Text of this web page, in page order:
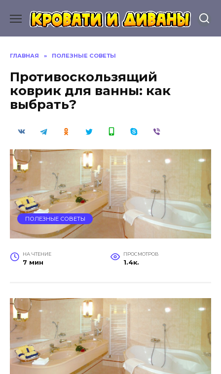
содержанию
ГЛАВНАЯ » ПОЛЕЗНЫЕ СОВЕТЫ
Противоскользящий
коврик для ванны: как
выбрать?
ПОЛЕЗНЫЕ СОВЕТЫ
НА ЧТЕНИЕ
7 мин
ПРОСМОТРОВ
1.4к.